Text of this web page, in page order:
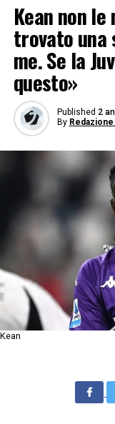
Kean non
trovato una
me. Se la
questo»
Published 2
By
Kean